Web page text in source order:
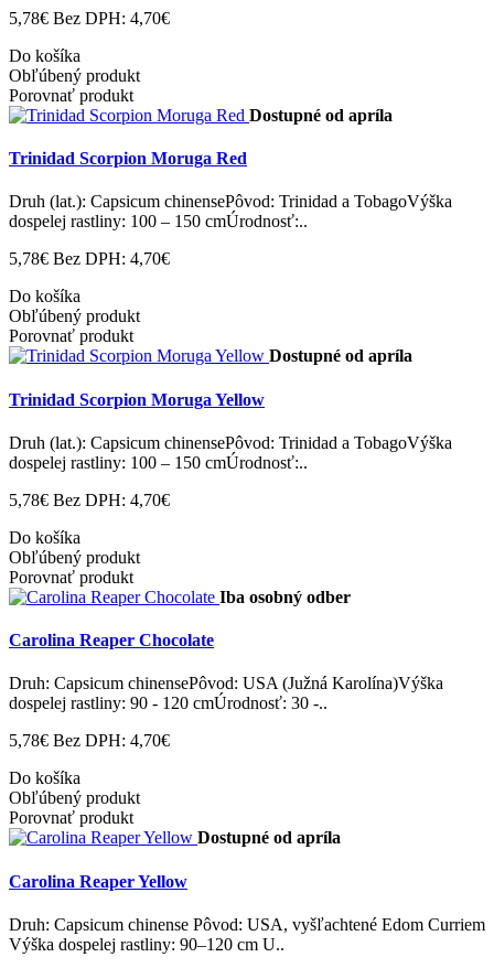
5,78€ Bez DPH: 4,70€
Do košíka
Obľúbený produkt
Porovnať produkt
Dostupné od apríla
Trinidad Scorpion Moruga Red
Druh (lat.): Capsicum chinensePôvod: Trinidad a TobagoVýška
dospelej rastliny: 100 – 150 cmÚrodnosť:..
5,78€ Bez DPH: 4,70€
Do košíka
Obľúbený produkt
Porovnať produkt
Dostupné od apríla
Trinidad Scorpion Moruga Yellow
Druh (lat.): Capsicum chinensePôvod: Trinidad a TobagoVýška
dospelej rastliny: 100 – 150 cmÚrodnosť:..
5,78€ Bez DPH: 4,70€
Do košíka
Obľúbený produkt
Porovnať produkt
Iba osobný odber
Carolina Reaper Chocolate
Druh: Capsicum chinensePôvod: USA (Južná Karolína)Výška
dospelej rastliny: 90 - 120 cmÚrodnosť: 30 -..
5,78€ Bez DPH: 4,70€
Do košíka
Obľúbený produkt
Porovnať produkt
Dostupné od apríla
Carolina Reaper Yellow
Druh: Capsicum chinense Pôvod: USA, vyšľachtené Edom Curriem
Výška dospelej rastliny: 90–120 cm U..